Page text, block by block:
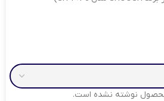
نوشته نشده است.